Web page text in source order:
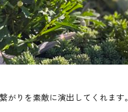
りを素敵に演出してくれます。